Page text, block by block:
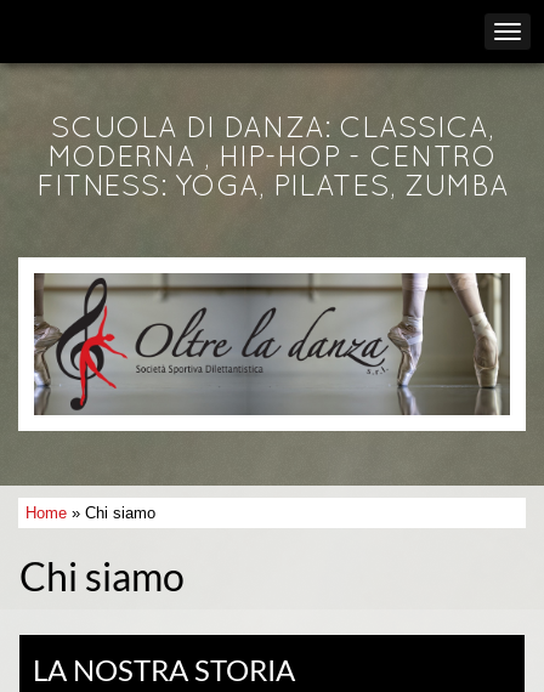
SCUOLA DI DANZA: CLASSICA,
MODERNA , HIP-HOP - CENTRO
FITNESS: YOGA, PILATES, ZUMBA
Home » Chi siamo
Chi siamo
LA NOSTRA STORIA